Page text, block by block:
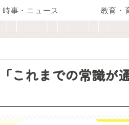
時事・ニュース 教育・
れまでの常識が